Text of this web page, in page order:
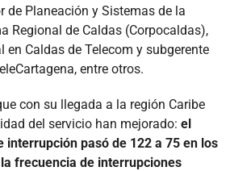
de Planeación y Sistemas de la
Regional de Caldas (Corpocaldas),
en Caldas de Telecom y subgerente
entre otros.
con su llegada a la región Caribe
del servicio han mejorado: el
interrupción pasó de 122 a 75 en los
frecuencia de interrupciones